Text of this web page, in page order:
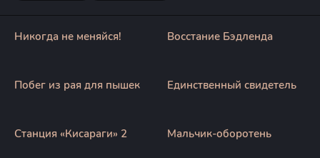
Никогда не меняйся! Восстание Бэдленда
Побег из рая для пышек Единственный свидетель
Станция «Кисараги» 2 Мальчик-оборотень